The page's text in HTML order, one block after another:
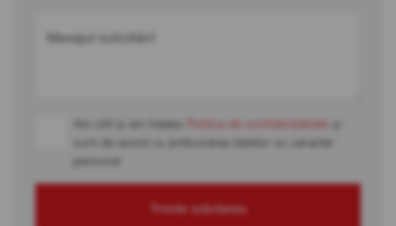
Mesajul solicitării
Am citit și am înțeles Politica de confidențialitate
sunt de acord cu prelucrarea datelor cu caracter
personal
Trimite solicitarea